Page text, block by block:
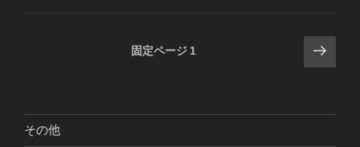
ペ
ー
固定ページ 1
次
の
その他